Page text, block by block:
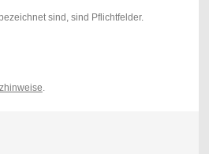
sind, sind Pflichtfelder.
.